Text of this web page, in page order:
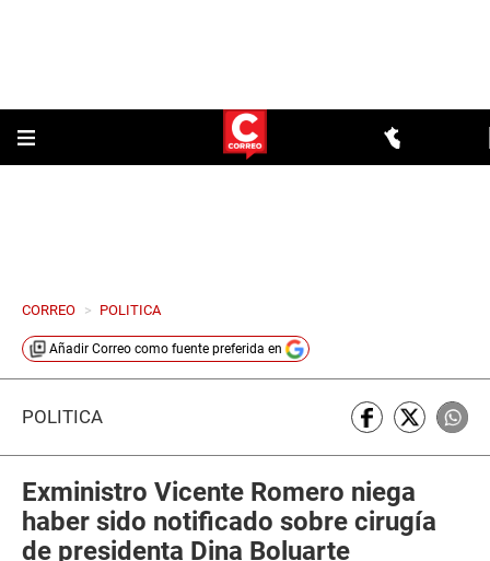
CORREO > POLITICA
Añadir Correo como fuente preferida en
POLÍTICA
Exministro Vicente Romero niega
haber sido notificado sobre cirugía
de presidenta Dina Boluarte